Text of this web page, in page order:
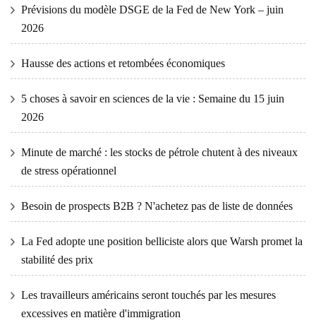
Prévisions du modèle DSGE de la Fed de New York – juin
2026
Hausse des actions et retombées économiques
5 choses à savoir en sciences de la vie : Semaine du 15 juin
2026
Minute de marché : les stocks de pétrole chutent à des niveaux
de stress opérationnel
Besoin de prospects B2B ? N'achetez pas de liste de données
La Fed adopte une position belliciste alors que Warsh promet la
stabilité des prix
Les travailleurs américains seront touchés par les mesures
excessives en matière d'immigration